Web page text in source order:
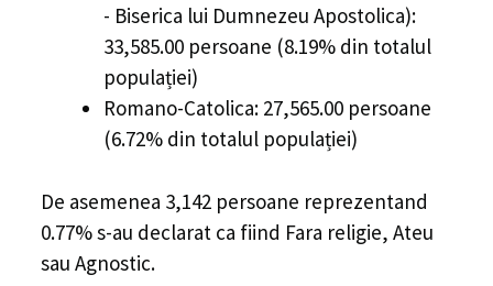
- Biserica lui Dumnezeu Apostolica):
33,585.00 persoane (8.19% din totalul
populației)
Romano-Catolica: 27,565.00 persoane
(6.72% din totalul populației)
De asemenea 3,142 persoane reprezentand
0.77% s-au declarat ca fiind Fara religie, Ateu
sau Agnostic.